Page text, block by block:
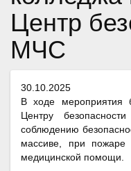
Центр
МЧС
30.10.2025
В ходе мероприятия
Центру
соблюдению
массиве, при
медицинской помощи.